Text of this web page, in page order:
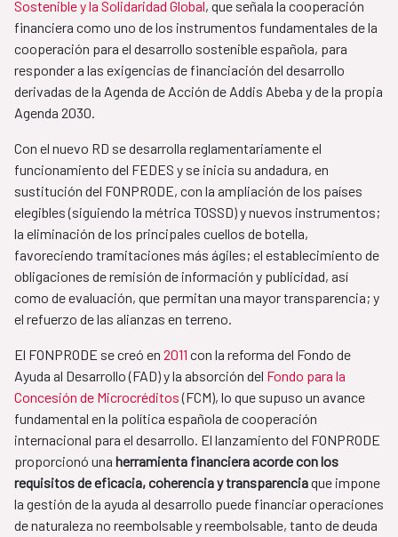
Sostenible y la Solidaridad Global, que señala la cooperación
financiera como uno de los instrumentos fundamentales de la
cooperación para el desarrollo sostenible española, para
responder a las exigencias de financiación del desarrollo
derivadas de la Agenda de Acción de Addis Abeba y de la propia
Agenda 2030.
Con el nuevo RD se desarrolla reglamentariamente el
funcionamiento del FEDES y se inicia su andadura, en
sustitución del FONPRODE, con la ampliación de los países
elegibles (siguiendo la métrica TOSSD) y nuevos instrumentos;
la eliminación de los principales cuellos de botella,
favoreciendo tramitaciones más ágiles; el establecimiento de
obligaciones de remisión de información y publicidad, así
como de evaluación, que permitan una mayor transparencia; y
el refuerzo de las alianzas en terreno.
El FONPRODE se creó en 2011 con la reforma del Fondo de
Ayuda al Desarrollo (FAD) y la absorción del Fondo para la
Concesión de Microcréditos(FCM), lo que supuso un avance
fundamental en la política española de cooperación
internacional para el desarrollo. El lanzamiento del FONPRODE
proporcionó una herramienta financiera acorde con los
requisitos de eficacia, coherencia y transparenciaque impone
la gestión de la ayuda al desarrollo puede financiar operaciones
de naturaleza no reembolsable y reembolsable, tanto de deuda